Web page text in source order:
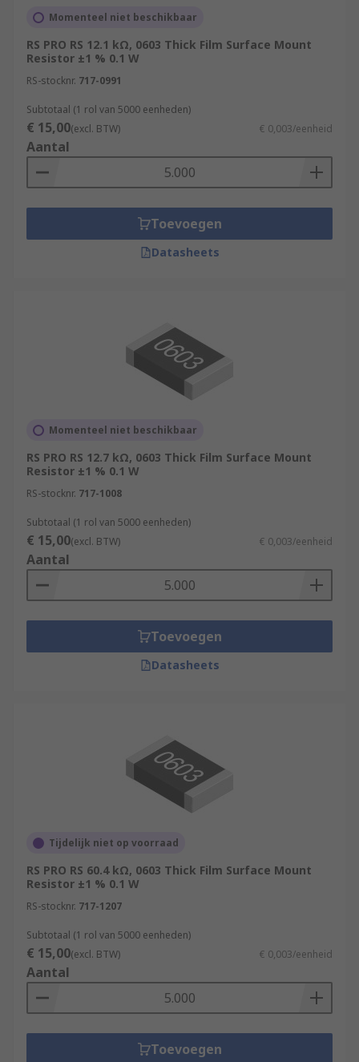
Momenteel niet beschikbaar
RS PRO RS 12.1 kΩ, 0603 Thick Film Surface Mount
Resistor ±1 % 0.1 W
RS-stocknr. 717-0991
Subtotaal (1 rol van 5000 eenheden)
€ 15,00(excl. BTW) € 0,003/eenheid
Aantal
Toevoegen
Datasheets
Momenteel niet beschikbaar
RS PRO RS 12.7 kΩ, 0603 Thick Film Surface Mount
Resistor ±1 % 0.1 W
RS-stocknr. 717-1008
Subtotaal (1 rol van 5000 eenheden)
€ 15,00(excl. BTW) € 0,003/eenheid
Aantal
Toevoegen
Datasheets
Tijdelijk niet op voorraad
RS PRO RS 60.4 kΩ, 0603 Thick Film Surface Mount
Resistor ±1 % 0.1 W
RS-stocknr. 717-1207
Subtotaal (1 rol van 5000 eenheden)
€ 15,00(excl. BTW) € 0,003/eenheid
Aantal
Toevoegen